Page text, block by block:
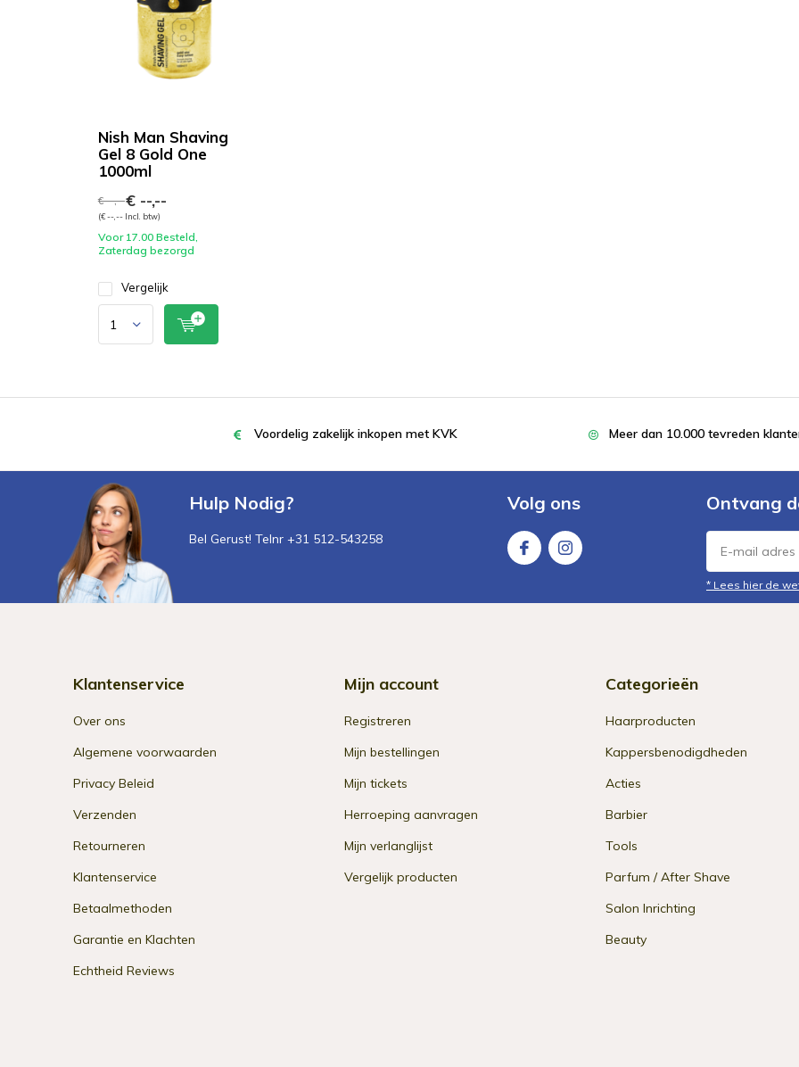
Nish Man Shaving
Gel 8 Gold One
1000ml
€ --,--€ --,--
(€ --,-- Incl. btw)
Voor 17.00 Besteld,
Zaterdag bezorgd
Vergelijk
Voordelig zakelijk inkopen met KVK Meer dan 10.000 tevreden
Hulp Nodig?
Bel Gerust! Telnr +31 512-543258
Volg ons Ontvang
* Lees hier de
Klantenservice
Over ons
Algemene voorwaarden
Privacy Beleid
Verzenden
Retourneren
Klantenservice
Betaalmethoden
Garantie en Klachten
Echtheid Reviews
Mijn account
Registreren
Mijn bestellingen
Mijn tickets
Herroeping aanvragen
Mijn verlanglijst
Vergelijk producten
Categorieën
Haarproducten
Kappersbenodigdheden
Acties
Barbier
Tools
Parfum / After Shave
Salon Inrichting
Beauty